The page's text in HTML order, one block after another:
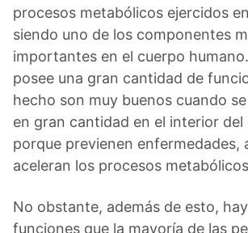
procesos metabólicos ejercidos
siendo uno de los componentes
importantes en el cuerpo
posee una gran cantidad de
hecho son muy buenos cuando
en gran cantidad en el interior del
porque previenen enfermedades,
aceleran los procesos
No obstante, además de esto,
funciones que la mayoría de las